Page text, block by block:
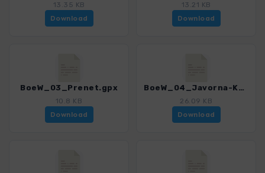
13.35 KB
Download
13.21 KB
Download
BoeW_03_Prenet.gpx
10.8 KB
Download
BoeW_04_Javorna-Kaply.gpx
26.09 KB
Download